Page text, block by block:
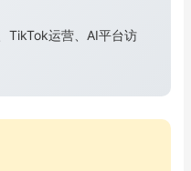
TikTok运营、AI平台访